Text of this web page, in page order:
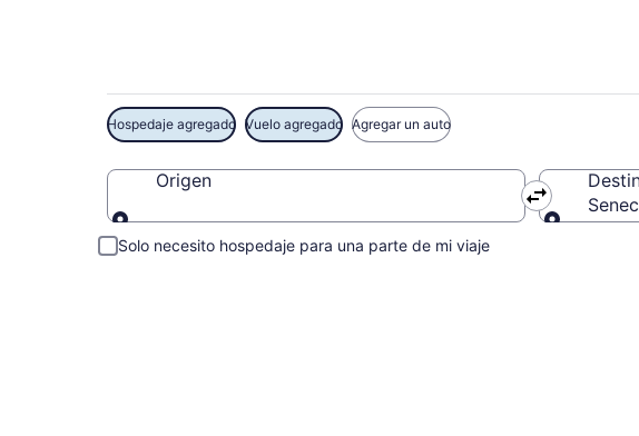
Hospedaje agregado Vuelo agregado Agregar un auto
Origen
Origen
Solo necesito hospedaje para una parte de mi viaje